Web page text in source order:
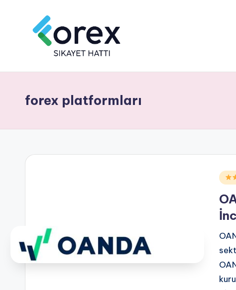
forex platformları